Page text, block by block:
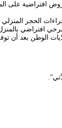
جوان 2020، حيث سطر
افتراضي
الوطن بعد أن